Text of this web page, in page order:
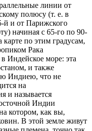
линии от
полюсу (т. е. в
й и от Парижского
начиная с 65-го по 90-
по этим градусам,
Рака
Индейское море: эта
и также
Индиею, что не
на
и называется
Индии
котором, как вы,
В этой земле живут